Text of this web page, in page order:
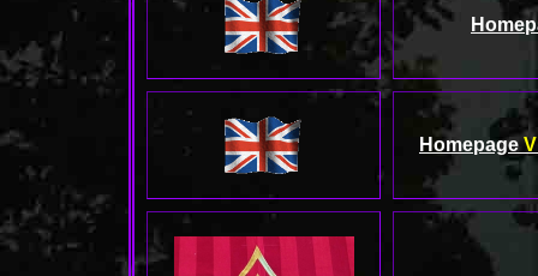
Homepage